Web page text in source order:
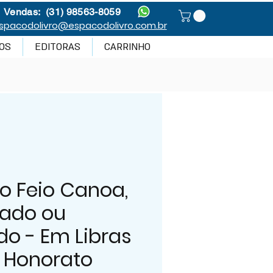
Vendas: (31) 98563-8059
EDITORAS CARRINHO
Feio Canoa,
ou
- Em Libras